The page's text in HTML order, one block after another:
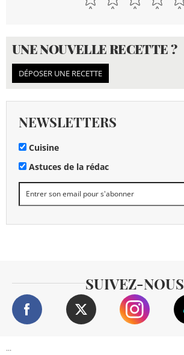
UNE NOUVELLE RECETTE ?
DÉPOSER UNE RECETTE
NEWSLETTERS
Cuisine
Astuces de la rédac
SUIVEZ-NOUS
...